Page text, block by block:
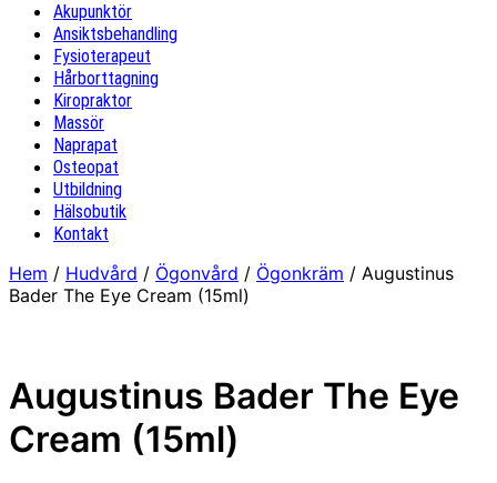
Akupunktör
Ansiktsbehandling
Fysioterapeut
Hårborttagning
Kiropraktor
Massör
Naprapat
Osteopat
Utbildning
Hälsobutik
Kontakt
Hem / Hudvård / Ögonvård / Ögonkräm / Augustinus
Bader The Eye Cream (15ml)
Augustinus Bader The Eye
Cream (15ml)